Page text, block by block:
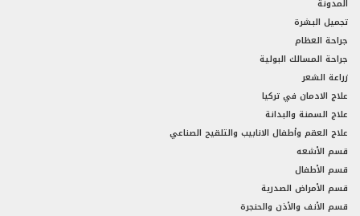
المدونة
تجميل البشرة
جراحة العظام
جراحة المسالك البولية
زراعة الشعر
علاج الادمان في تركيا
علاج السمنة والبدانة
علاج العقم وأطفال الانابيب والتلقيح الصناعي
قسم الأشعه
قسم الأطفال
قسم الأمراض الصدرية
قسم الأنف والأذن والحنجرة